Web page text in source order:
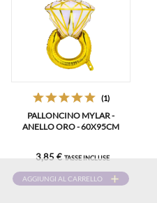
(1)
PALLONCINO MYLAR -
ANELLO ORO - 60X95CM
3,85 € TASSE INCLUSE
AGGIUNGI AL CARRELLO